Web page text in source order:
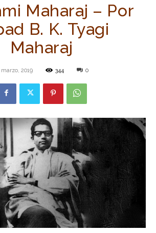
Maharaj – Por
B. K. Tyagi
Maharaj
marzo, 2019 344 0